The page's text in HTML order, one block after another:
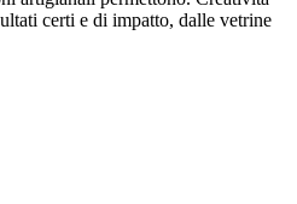
certi e di impatto, dalle vetrine